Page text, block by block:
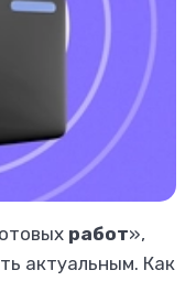
работ»,
актуальным. Как